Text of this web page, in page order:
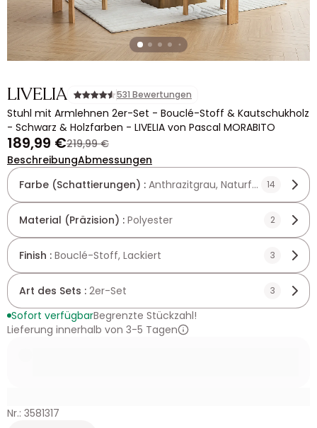
LIVELIA 531 Bewertungen
Stuhl mit Armlehnen 2er-Set - Bouclé-Stoff & Kautschukholz
- Schwarz & Holzfarben - LIVELIA von Pascal MORABITO
189,99 €219,99 €
BeschreibungAbmessungen
Farbe (Schattierungen) : Anthrazitgrau, Naturfarben hell
14
Material (Präzision) : Polyester 2
Finish : Bouclé-Stoff, Lackiert 3
Art des Sets : 2er-Set 3
Sofort verfügbarBegrenzte Stückzahl!
Lieferung innerhalb von 3-5 Tagen
Nr.: 3581317